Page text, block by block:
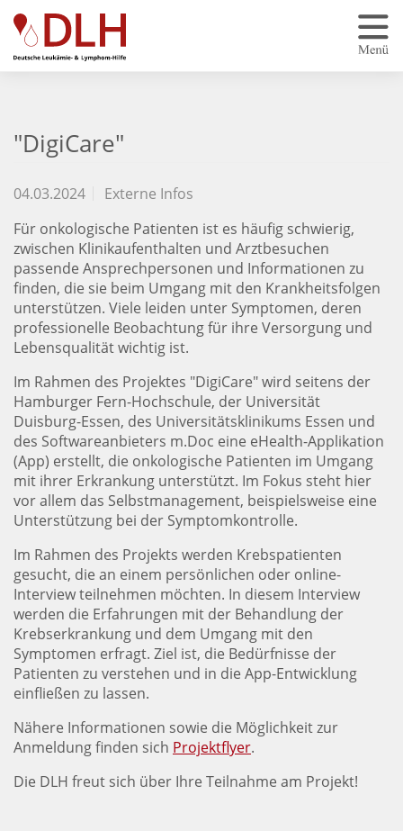
Zum Hauptinhalt springen
"DigiCare"
04.03.2024
Externe Infos
Für onkologische Patienten ist es häufig schwierig,
zwischen Klinikaufenthalten und Arztbesuchen
passende Ansprechpersonen und Informationen zu
finden, die sie beim Umgang mit den Krankheitsfolgen
unterstützen. Viele leiden unter Symptomen, deren
professionelle Beobachtung für ihre Versorgung und
Lebensqualität wichtig ist.
Im Rahmen des Projektes "DigiCare" wird seitens der
Hamburger Fern-Hochschule, der Universität
Duisburg-Essen, des Universitätsklinikums Essen und
des Softwareanbieters m.Doc eine eHealth-Applikation
(App) erstellt, die onkologische Patienten im Umgang
mit ihrer Erkrankung unterstützt. Im Fokus steht hier
vor allem das Selbstmanagement, beispielsweise eine
Unterstützung bei der Symptomkontrolle.
Im Rahmen des Projekts werden Krebspatienten
gesucht, die an einem persönlichen oder online-
Interview teilnehmen möchten. In diesem Interview
werden die Erfahrungen mit der Behandlung der
Krebserkrankung und dem Umgang mit den
Symptomen erfragt. Ziel ist, die Bedürfnisse der
Patienten zu verstehen und in die App-Entwicklung
einfließen zu lassen.
Nähere Informationen sowie die Möglichkeit zur
Anmeldung finden sich Projektflyer.
Die DLH freut sich über Ihre Teilnahme am Projekt!